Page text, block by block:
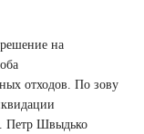
на
отходов. По зову
Петр Швыдько